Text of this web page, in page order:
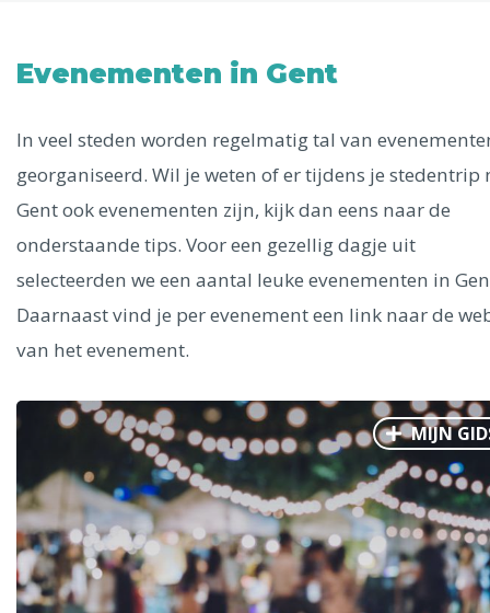
Phoenix
Dresden
Ålesund
Parijs Tokio Amsterdam Barcelona Dubai
Milaan
Evenementen in Gent
In veel steden worden regelmatig tal van
georganiseerd. Wil je weten of er tijdens je stedentrip
Gent ook evenementen zijn, kijk dan eens naar de
onderstaande tips. Voor een gezellig dagje uit
selecteerden we een aantal leuke evenementen in
Daarnaast vind je per evenement een link naar de
van het evenement.
MIJN